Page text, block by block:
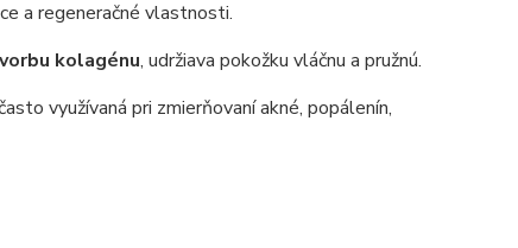
a regeneračné vlastnosti.
kolagénu, udržiava pokožku vláčnu a pružnú.
využívaná pri zmierňovaní akné, popálenín,